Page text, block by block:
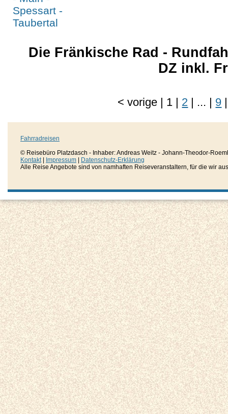
Die Fränkische Rad -
DZ inkl.
<vorige | 1 | 2 | ... | 9 |
Fahrradreisen
© Reisebüro Platzdasch - Inhaber: Andreas Weitz - Johann-Theodor-
Kontakt| Impressum
Datenschutz-Erklärung
Alle Reise Angebote sind von namhaften Reiseveranstaltern, für die wir